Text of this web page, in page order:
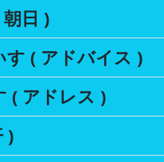
日 )
す ( アドバイス )
( アドレス )
)